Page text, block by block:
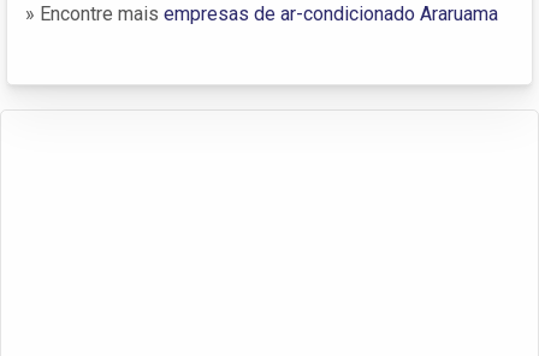
» Encontre mais empresas de ar-condicionado Araruama